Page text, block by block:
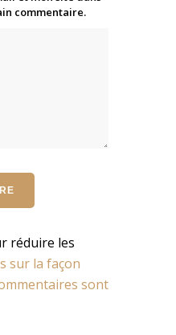
commentaire.
réduire les
sur la façon
sont